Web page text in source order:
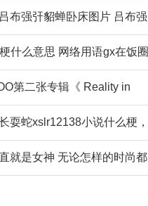
布强㢨貂蝉卧床图片 吕布强
什么意思 网络用语gx在饭圈
第二张专辑《 Reality in
耍蛇xslr12138小说什么梗，
就是女神 无论怎样的时尚都